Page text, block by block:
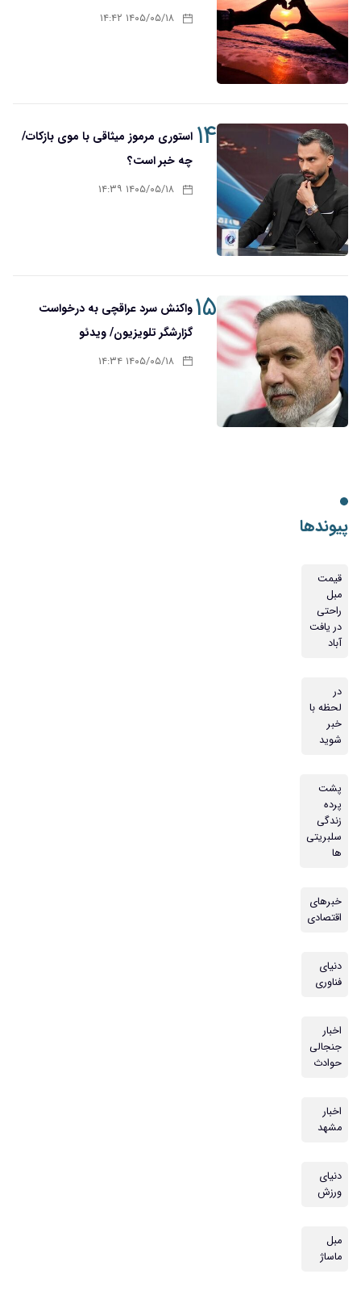
۱۴۰۵/۰۵/۱۸ ۱۴:۴۲
۱۴ استوری مرموز میثاقی با موی بازکات/
چه خبر است؟
۱۴۰۵/۰۵/۱۸ ۱۴:۳۹
۱۵واکنش سرد عراقچی به درخواست
گزارشگر تلویزیون/ ویدئو
۱۴۰۵/۰۵/۱۸ ۱۴:۳۴
پیوندها
قیمت
مبل
راحتی
در یافت
آباد
در
لحظه با
خبر
شوید
پشت
پرده
زندگی
سلبریتی
ها
خبرهای
اقتصادی
دنیای
فناوری
اخبار
جنجالی
حوادث
اخبار
مشهد
دنیای
ورزش
مبل
ماساژ